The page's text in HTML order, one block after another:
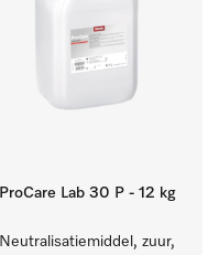
ProCare Lab 30 P - 12 kg
Neutralisatiemiddel, zuur,